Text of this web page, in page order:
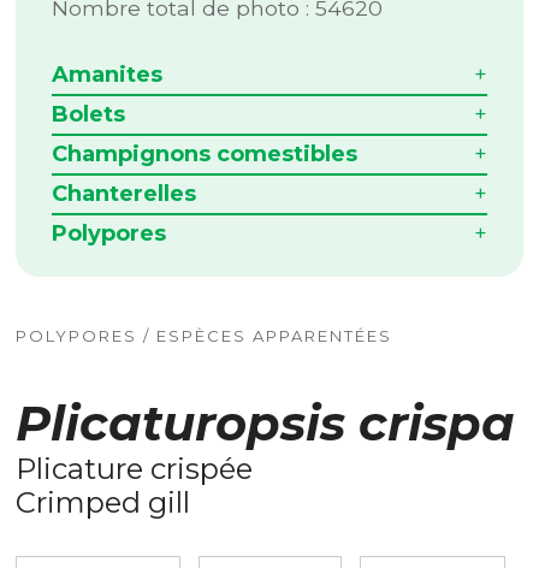
Nombre total de photo : 54620
Amanites
Bolets
Champignons comestibles
Chanterelles
Polypores
POLYPORES / ESPÈCES APPARENTÉES
Plicaturopsis crispa
Plicature crispée
Crimped gill